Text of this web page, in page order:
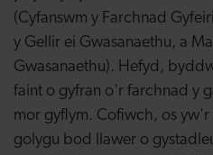
(Cyfanswm y Farchnad
y Gellir ei Gwasanaethu, a
Gwasanaethu). Hefyd,
faint o gyfran o'r farchnad y
mor gyflym. Cofiwch, os
golygu bod llawer o